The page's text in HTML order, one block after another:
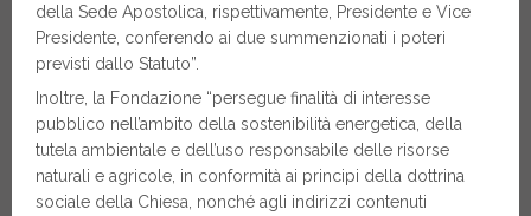
della Sede Apostolica, rispettivamente, Presidente e Vice
Presidente, conferendo ai due summenzionati i poteri
previsti dallo Statuto”.
Inoltre, la Fondazione “persegue finalità di interesse
pubblico nell’ambito della sostenibilità energetica, della
tutela ambientale e dell’uso responsabile delle risorse
naturali e agricole, in conformità ai principi della dottrina
sociale della Chiesa, nonché agli indirizzi contenuti